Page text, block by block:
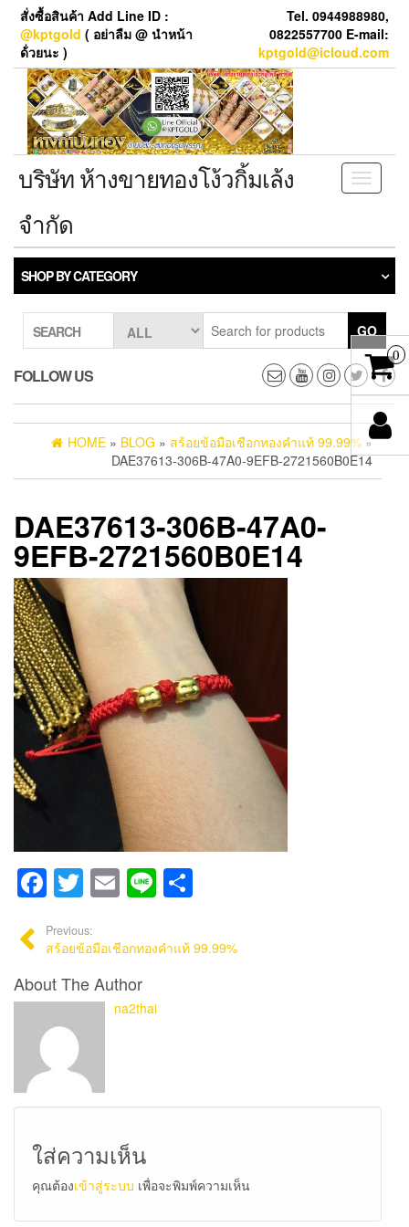
Skip
content
สั่งซื้อสินค้า Add Line ID :
@kptgold ( อย่าลืม @ นำหน้า
ด้่วยนะ )
Tel. 0944988980,
0822557700 E-mail:
kptgold@icloud.com
Toggle
บริษัท ห้างขายทองโง้วกิ้มเล้ง
จำกัด
SHOP BY CATEGORY
SEARCH GO
FOLLOW US
HOME » BLOG » สร้อยข้อมือเชือกทองคำแท้ 99.99% »
DAE37613-306B-47A0-9EFB-2721560B0E14
DAE37613-306B-47A0-
9EFB-2721560B0E14
Facebook
Twitter
Email
Line
Previous:
สร้อยข้อมือเชือกทองคำแท้ 99.99%
About The Author
na2thai
ใส่ความเห็น
คุณต้องเข้าสู่ระบบ เพื่อจะพิมพ์ความเห็น
0